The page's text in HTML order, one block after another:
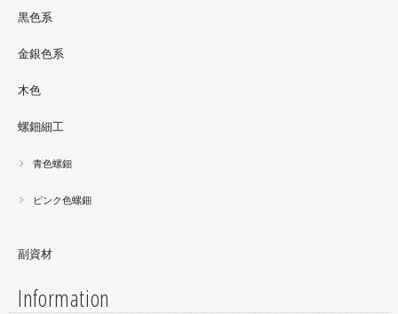
黒色系
金銀色系
木色
螺鈿細工
青色螺鈿
ピンク色螺鈿
副資材
Information